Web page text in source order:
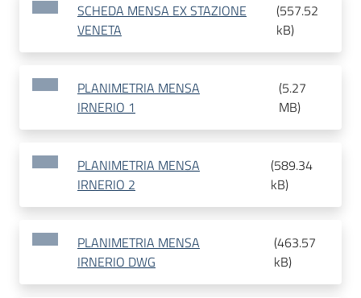
SCHEDA MENSA EX STAZIONE
VENETA
(557.52
kB)
PLANIMETRIA MENSA
IRNERIO 1
(5.27
MB)
PLANIMETRIA MENSA
IRNERIO 2
(589.34
kB)
PLANIMETRIA MENSA
IRNERIO DWG
(463.57
kB)